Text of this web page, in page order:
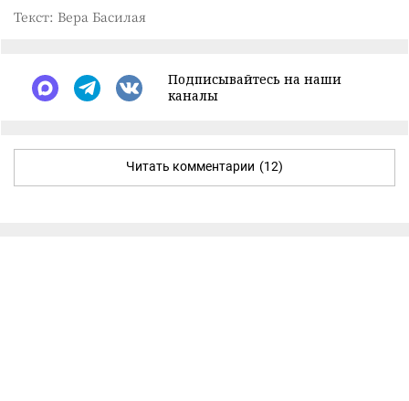
Текст: Вера Басилая
Подписывайтесь на наши
каналы
Читать комментарии (12)